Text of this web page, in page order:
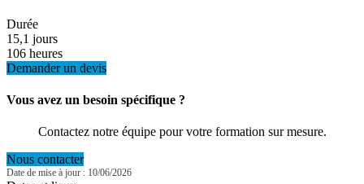
Durée
15,1 jours
106 heures
Demander un devis
Vous avez un besoin spécifique ?
Contactez notre équipe pour votre formation sur mesure.
Nous contacter
Date de mise à jour : 10/06/2026